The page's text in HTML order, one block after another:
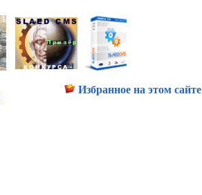
Избранное на этом сайте